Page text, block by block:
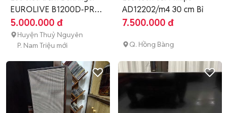
EUROLIVE B1200D-PRO
Đen
5.000.000 đ
Huyện Thuỷ Nguyên
P. Nam Triệu mới
AD12202/m4 30 cm Bỉ
7.500.000 đ
Q. Hồng Bàng